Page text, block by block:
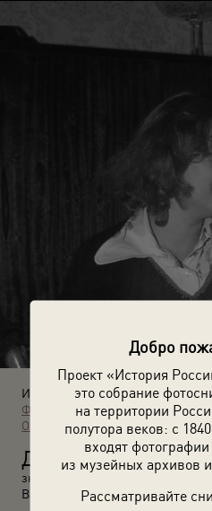
Добро
Проект «История
это собрание
на территории
полутора веков: с
входят
из музейных архивов
Рассматривайте
Источники:
Фотографии пользователей
Олеговича Рогге
Д
ень рождения Николая
знакомые и одноклассники.
Вадим Олегович Баш. Москва,